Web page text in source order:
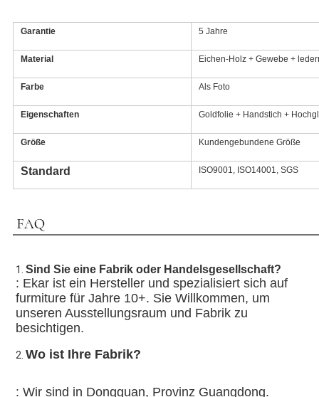
Garantie 5 Jahre
Material Eichen-Holz + Gewebe +
Farbe Als Foto
Eigenschaften Goldfolie + Handstich +
Größe Kundengebundene Größe
Standard ISO9001, ISO14001, SGS
1. Sind Sie eine Fabrik oder Handelsgesellschaft?
: Ekar ist ein Hersteller und spezialisiert sich auf
furmiture für Jahre 10+. Sie Willkommen, um
unseren Ausstellungsraum und Fabrik zu
besichtigen.
2. Wo ist Ihre Fabrik?
: Wir sind in Dongguan, Provinz Guangdong.